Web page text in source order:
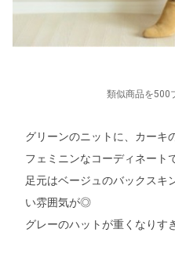
類似商品を500
グリーンのニットに、カーキ
フェミニンなコーディネート
足元はベージュのバックスキ
い雰囲気が◎
グレーのハットが重くなりす